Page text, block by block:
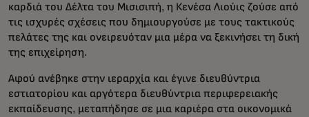
καρδιά του Δέλτα του Μισισιπή, η Κενέσα Λιούις ζούσε από
τις ισχυρές σχέσεις που δημιουργούσε με τους τακτικούς
πελάτες της και ονειρευόταν μια μέρα να ξεκινήσει τη δική
της επιχείρηση.
Αφού ανέβηκε στην ιεραρχία και έγινε διευθύντρια
εστιατορίου και αργότερα διευθύντρια περιφερειακής
εκπαίδευσης, μεταπήδησε σε μια καριέρα στα οικονομικά